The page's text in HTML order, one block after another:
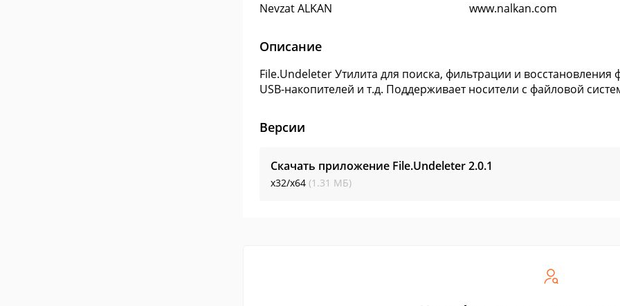
Nevzat ALKAN www.nalkan.com
Описание
File.Undeleter Утилита для поиска, фильтрации и восстановления
USB-накопителей и т.д. Поддерживает носители с файловой
Версии
Скачать приложение File.Undeleter2.0.1
x32/x64 (1.31 МБ)